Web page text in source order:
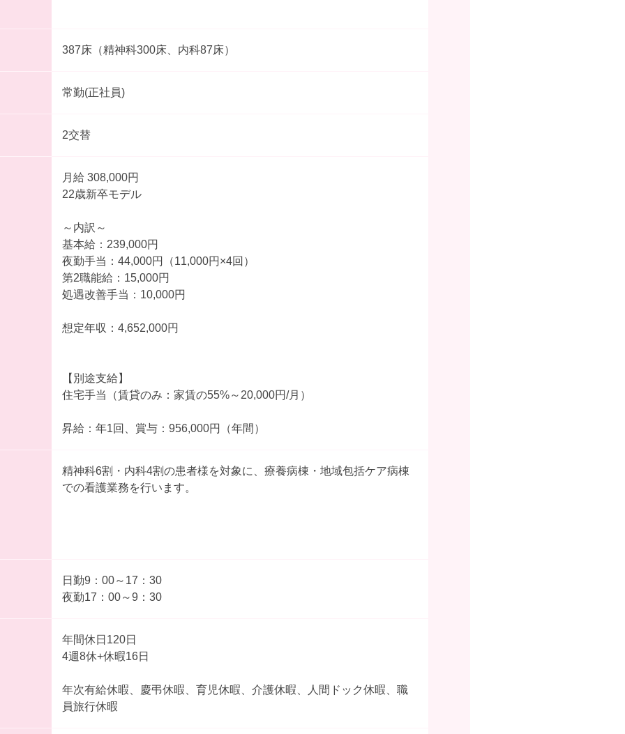
387床（精神科300床、内科87床）
常勤(正社員)
2交替
月給 308,000円
22歳新卒モデル
～内訳～
基本給：239,000円
夜勤手当：44,000円（11,000円×4回）
第2職能給：15,000円
処遇改善手当：10,000円
想定年収：4,652,000円
【別途支給】
住宅手当（賃貸のみ：家賃の55%～20,000円/月）
昇給：年1回、賞与：956,000円（年間）
精神科6割・内科4割の患者様を対象に、療養病棟・地域包括ケア病棟
での看護業務を行います。
日勤9：00～17：30
夜勤17：00～9：30
年間休日120日
4週8休+休暇16日
年次有給休暇、慶弔休暇、育児休暇、介護休暇、人間ドック休暇、職
員旅行休暇